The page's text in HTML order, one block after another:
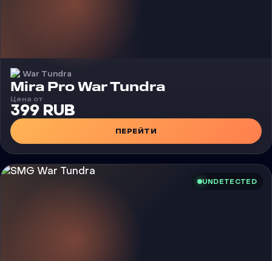
War Tundra
Чит
Mira Pro War Tundra
Цена от
399 RUB
ПЕРЕЙТИ
UNDETECTED